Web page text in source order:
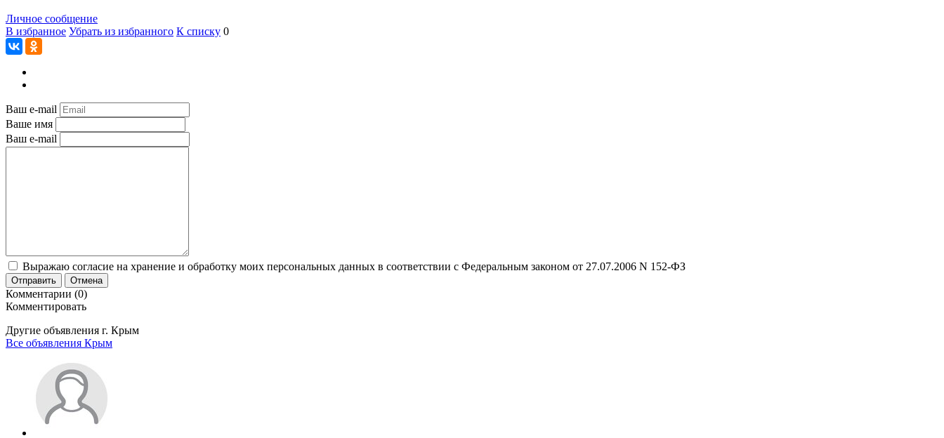
Личное сообщение
В избранное Убрать из избранного К списку 0
Ваш e-mail
Ваше имя
Ваш e-mail
Выражаю согласие на хранение и обработку моих персональных данных в соответствии с Федеральным законом от 27.07.2006 N 152-ФЗ
Отправить Отмена
Комментарии (0)
Комментировать
Другие объявления г. Крым
Все объявления Крым